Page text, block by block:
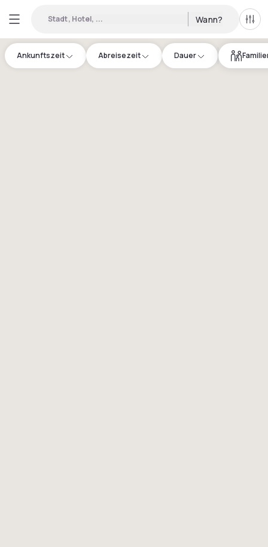
Stadt, Hotel, ... Wann? Alle
Ankunftszeit Abreisezeit Dauer